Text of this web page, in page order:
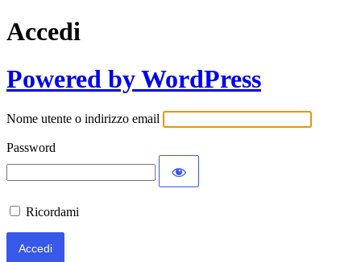
Accedi
Powered by WordPress
Nome utente o indirizzo email
Password
Ricordami